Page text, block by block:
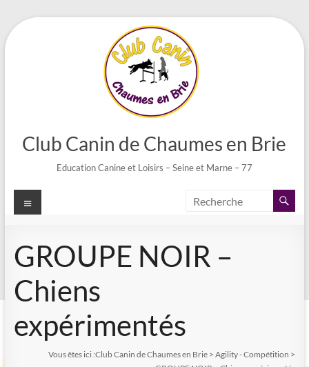
Aller
au
Club Canin de Chaumes en Brie
Education Canine et Loisirs – Seine et Marne – 77
Menu
GROUPE NOIR –
Chiens
expérimentés
Vous êtes ici :Club Canin de Chaumes en Brie >Agility - Compétition >